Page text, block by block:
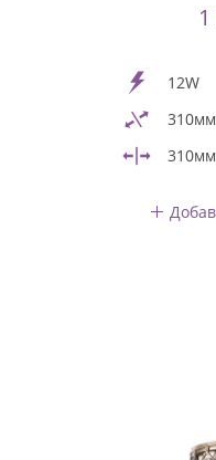
12W
310мм
310мм